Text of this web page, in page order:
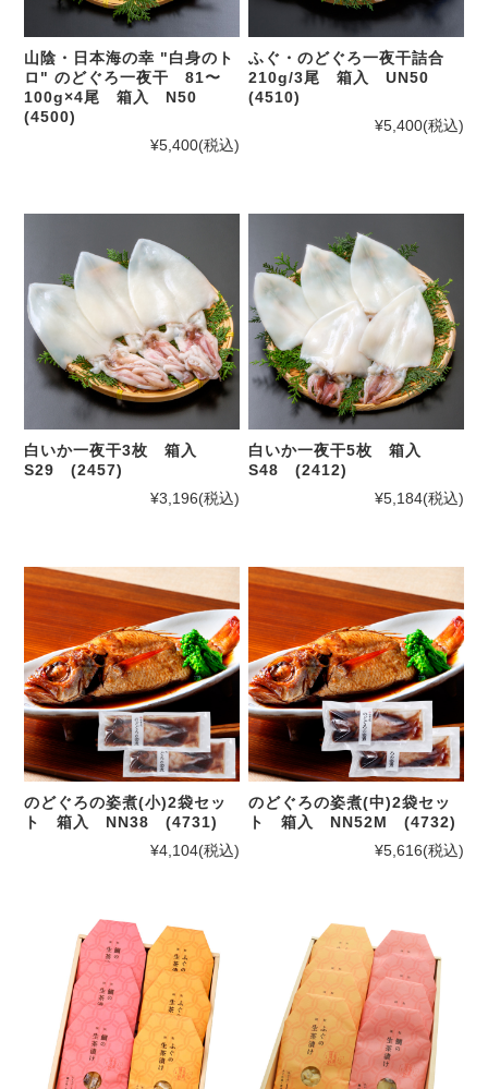
山陰・日本海の幸 "白身のト
ロ" のどぐろ一夜干 81〜
100g×4尾 箱入 N50
(4500)
¥5,400(税込)
ふぐ・のどぐろ一夜干詰合
210g/3尾 箱入 UN50
(4510)
¥5,400(税込)
白いか一夜干3枚 箱入
S29 (2457)
¥3,196(税込)
白いか一夜干5枚 箱入
S48 (2412)
¥5,184(税込)
のどぐろの姿煮(小)2袋セッ
ト 箱入 NN38 (4731)
¥4,104(税込)
のどぐろの姿煮(中)2袋セッ
ト 箱入 NN52M (4732)
¥5,616(税込)